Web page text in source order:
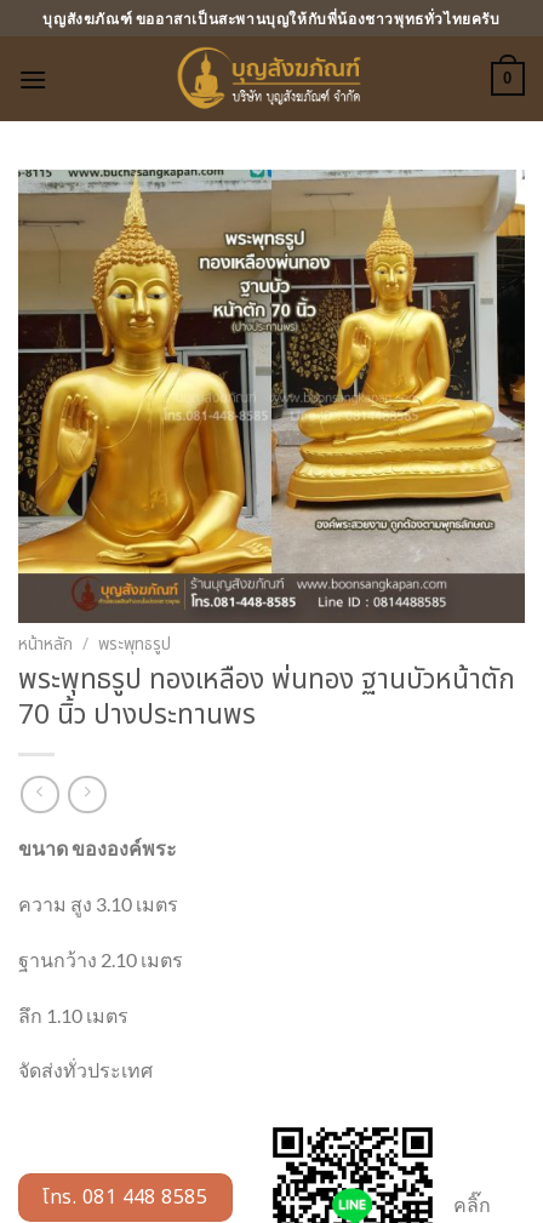
บุญสังฆภัณฑ์ ขออาสาเป็นสะพานบุญให้กับพี่น้องชาวพุทธทั่วไทยครับ
0
หน้าหลัก / พระพุทธรูป
พระพุทธรูป ทองเหลือง พ่นทอง ฐานบัวหน้าตัก
70 นิ้ว ปางประทานพร
ขนาด ขององค์พระ
ความ สูง 3.10 เมตร
ฐานกว้าง 2.10 เมตร
ลึก 1.10 เมตร
จัดส่งทั่วประเทศ
โทร. 081 448 8585 คลิ๊ก